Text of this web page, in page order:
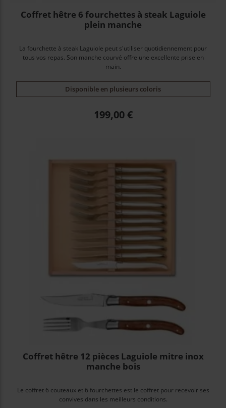
Coffret hêtre 6 fourchettes à steak Laguiole
plein manche
La fourchette à steak Laguiole peut s'utiliser quotidiennement pour
tous vos repas. Son manche courvé offre une excellente prise en
main.
Disponible en plusieurs coloris
Prix
199,00 €
Coffret hêtre 12 pièces Laguiole mitre inox
manche bois
Le coffret 6 couteaux et 6 fourchettes est le coffret pour recevoir ses
convives dans les meilleurs conditions.